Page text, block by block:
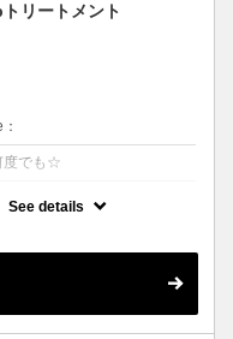
リートメント
度でも☆
」で大人気！★男女共に利用
See details